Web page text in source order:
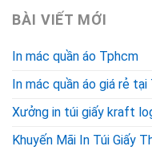
BÀI VIẾT MỚI
In mác quần áo Tphcm
In mác quần áo giá rẻ tại
Xưởng in túi giấy kraft
Khuyến Mãi In Túi Giấy